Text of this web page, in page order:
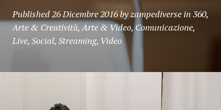
Published26 Dicembre 2016byzampediverse in 360,
Arte & Creatività,Arte & Video,Comunicazione,
Live, Social, Streaming, Video